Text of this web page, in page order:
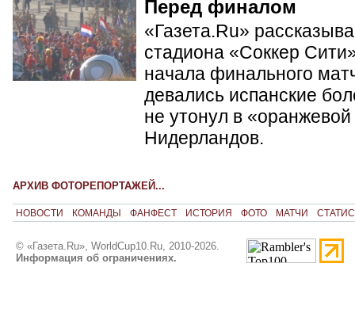
Перед финалом
«Газета.Ru»
стадиона «Соккер
начала финального
девались испанские
не утонул в
Нидерландов.
АРХИВ ФОТОРЕПОРТАЖЕЙ...
НОВОСТИ КОМАНДЫ ФАНФЕСТ ИСТОРИЯ ФОТО МАТЧИ
© «Газета.Ru», WorldCup10.Ru, 2010-2026.
Информация об ограничениях.